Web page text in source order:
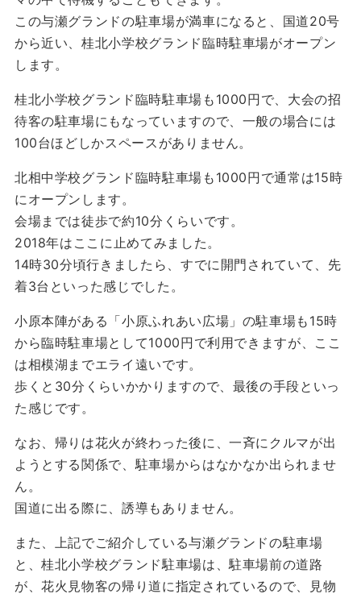
この与瀬グランドの駐車場が満車になると、国道20号
から近い、桂北小学校グランド臨時駐車場がオープン
します。
桂北小学校グランド臨時駐車場も1000円で、大会の招
待客の駐車場にもなっていますので、一般の場合には
100台ほどしかスペースがありません。
北相中学校グランド臨時駐車場も1000円で通常は15時
にオープンします。
会場までは徒歩で約10分くらいです。
2018年はここに止めてみました。
14時30分頃行きましたら、すでに開門されていて、先
着3台といった感じでした。
小原本陣がある「小原ふれあい広場」の駐車場も15時
から臨時駐車場として1000円で利用できますが、ここ
は相模湖までエライ遠いです。
歩くと30分くらいかかりますので、最後の手段といっ
た感じです。
なお、帰りは花火が終わった後に、一斉にクルマが出
ようとする関係で、駐車場からはなかなか出られませ
ん。
国道に出る際に、誘導もありません。
また、上記でご紹介している与瀬グランドの駐車場
と、桂北小学校グランド駐車場は、駐車場前の道路
が、花火見物客の帰り道に指定されているので、見物